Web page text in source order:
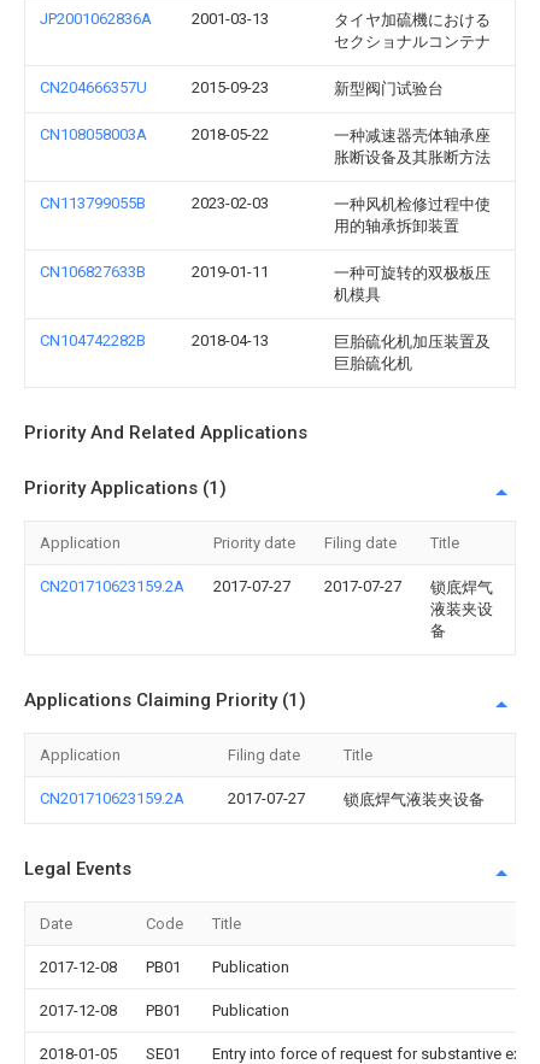
JP2001062836A 2001-03-13
タイヤ加硫機における
セクショナルコンテナ
CN204666357U 2015-09-23 新型阀门试验台
CN108058003A 2018-05-22
一种减速器壳体轴承座
胀断设备及其胀断方法
CN113799055B 2023-02-03
一种风机检修过程中使
用的轴承拆卸装置
CN106827633B 2019-01-11
一种可旋转的双极板压
机模具
CN104742282B 2018-04-13
巨胎硫化机加压装置及
巨胎硫化机
Priority And Related Applications
Priority Applications (1)
Application Priority date Filing date Title
CN201710623159.2A 2017-07-27 2017-07-27
锁底焊气
液装夹设
备
Applications Claiming Priority (1)
Application Filing date Title
CN201710623159.2A 2017-07-27 锁底焊气液装夹设备
Legal Events
Date Code Title
2017-12-08 PB01 Publication
2017-12-08 PB01 Publication
2018-01-05 SE01 Entry into force of request for substantive